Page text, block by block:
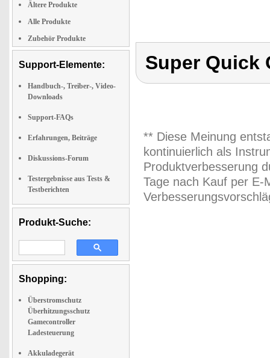
Ältere Produkte
Alle Produkte
Zubehör Produkte
Support-Elemente:
Handbuch-, Treiber-, Video-
Downloads
Support-FAQs
Erfahrungen, Beiträge
Diskussions-Forum
Testergebnisse aus Tests &
Testberichten
Produkt-Suche:
Shopping:
Überstromschutz
Überhitzungsschutz
Gamecontroller
Ladesteuerung
Akkuladegerät
Super Quick
** Diese Meinung
kontinuierlich als
Produktverbesserung
Tage nach Kauf per E-